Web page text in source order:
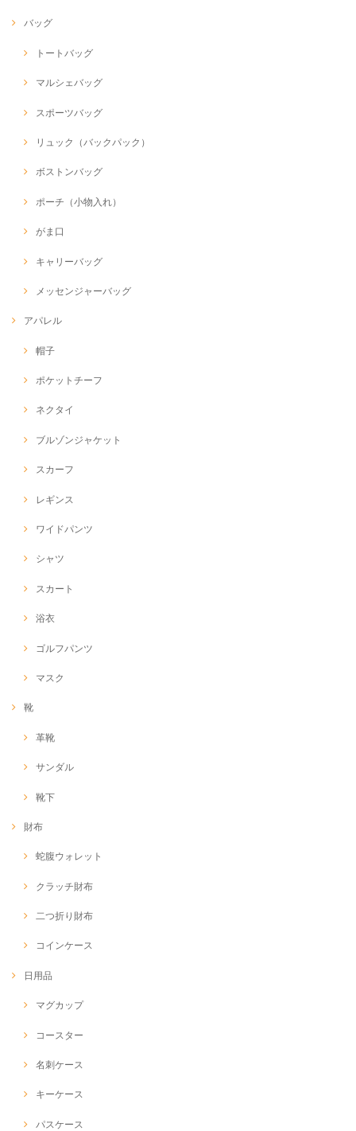
バッグ
トートバッグ
マルシェバッグ
スポーツバッグ
リュック（バックパック）
ボストンバッグ
ポーチ（小物入れ）
がま口
キャリーバッグ
メッセンジャーバッグ
アパレル
帽子
ポケットチーフ
ネクタイ
ブルゾンジャケット
スカーフ
レギンス
ワイドパンツ
シャツ
スカート
浴衣
ゴルフパンツ
マスク
靴
革靴
サンダル
靴下
財布
蛇腹ウォレット
クラッチ財布
二つ折り財布
コインケース
日用品
マグカップ
コースター
名刺ケース
キーケース
パスケース